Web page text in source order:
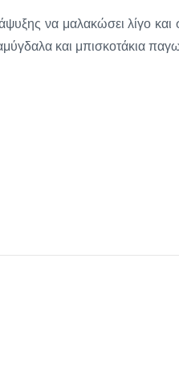
να μαλακώσει λίγο
και μπισκοτάκια